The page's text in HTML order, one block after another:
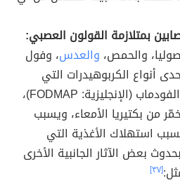
بمتلازمة القولون العصبي:
والحمص، والعدس، وفول
أنواع الكربوهيدرات التي
يصعب هضمها، وهي الفودماب (الإنجليزية: FODMAP)،
من بكتيريا الأمعاء، ويسبب
استهلاك الأغذية التي
بعض الآثار الجانبية الأخرى
[٣٧]